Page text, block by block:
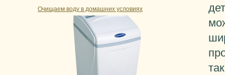
Очищаем воду в домашних условиях